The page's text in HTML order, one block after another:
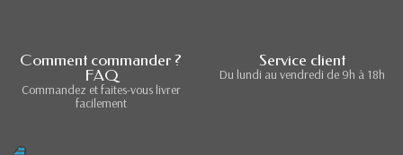
Comment commander ?
FAQ
Commandez et faites-vous livrer
facilement
Service client
Du lundi au vendredi de 9h à 18h